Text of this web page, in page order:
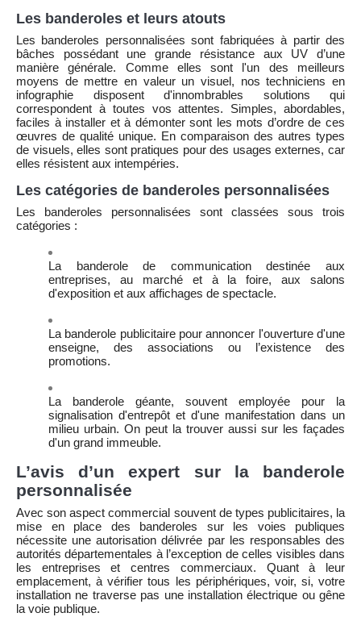
Les banderoles et leurs atouts
Les banderoles personnalisées sont fabriquées à partir des
bâches possédant une grande résistance aux UV d’une
manière générale. Comme elles sont l'un des meilleurs
moyens de mettre en valeur un visuel, nos techniciens en
infographie disposent d'innombrables solutions qui
correspondent à toutes vos attentes. Simples, abordables,
faciles à installer et à démonter sont les mots d’ordre de ces
œuvres de qualité unique. En comparaison des autres types
de visuels, elles sont pratiques pour des usages externes, car
elles résistent aux intempéries.
Les catégories de banderoles personnalisées
Les banderoles personnalisées sont classées sous trois
catégories :
La banderole de communication destinée aux
entreprises, au marché et à la foire, aux salons
d'exposition et aux affichages de spectacle.
La banderole publicitaire pour annoncer l'ouverture d'une
enseigne, des associations ou l’existence des
promotions.
La banderole géante, souvent employée pour la
signalisation d'entrepôt et d'une manifestation dans un
milieu urbain. On peut la trouver aussi sur les façades
d'un grand immeuble.
L’avis d’un expert sur la banderole
personnalisée
Avec son aspect commercial souvent de types publicitaires, la
mise en place des banderoles sur les voies publiques
nécessite une autorisation délivrée par les responsables des
autorités départementales à l’exception de celles visibles dans
les entreprises et centres commerciaux. Quant à leur
emplacement, à vérifier tous les périphériques, voir, si, votre
installation ne traverse pas une installation électrique ou gêne
la voie publique.